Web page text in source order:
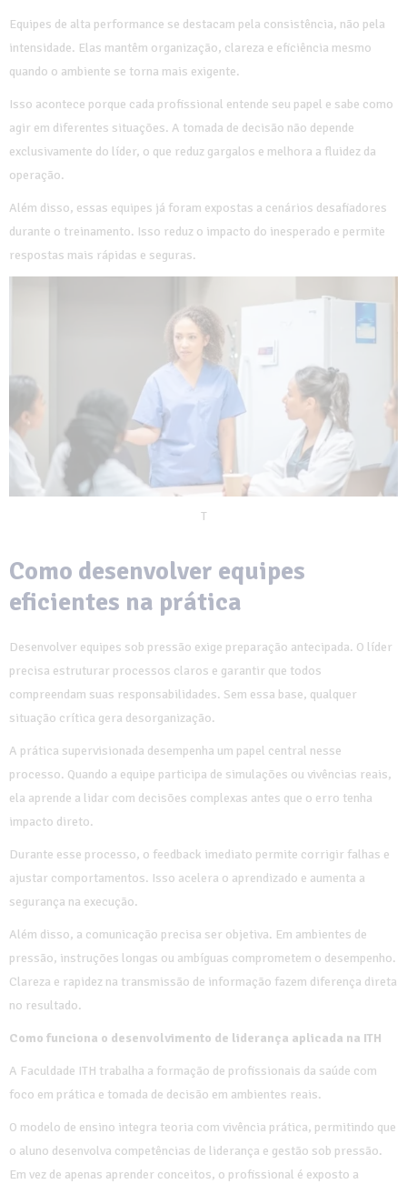
Equipes de alta performance se destacam pela consistência, não pela
intensidade. Elas mantêm organização, clareza e eficiência mesmo
quando o ambiente se torna mais exigente.
Isso acontece porque cada profissional entende seu papel e sabe como
agir em diferentes situações. A tomada de decisão não depende
exclusivamente do líder, o que reduz gargalos e melhora a fluidez da
operação.
Além disso, essas equipes já foram expostas a cenários desafiadores
durante o treinamento. Isso reduz o impacto do inesperado e permite
respostas mais rápidas e seguras.
T
Como desenvolver equipes
eficientes na prática
Desenvolver equipes sob pressão exige preparação antecipada. O líder
precisa estruturar processos claros e garantir que todos
compreendam suas responsabilidades. Sem essa base, qualquer
situação crítica gera desorganização.
A prática supervisionada desempenha um papel central nesse
processo. Quando a equipe participa de simulações ou vivências reais,
ela aprende a lidar com decisões complexas antes que o erro tenha
impacto direto.
Durante esse processo, o feedback imediato permite corrigir falhas e
ajustar comportamentos. Isso acelera o aprendizado e aumenta a
segurança na execução.
Além disso, a comunicação precisa ser objetiva. Em ambientes de
pressão, instruções longas ou ambíguas comprometem o desempenho.
Clareza e rapidez na transmissão de informação fazem diferença direta
no resultado.
Como funciona o desenvolvimento de liderança aplicada na ITH
A Faculdade ITH trabalha a formação de profissionais da saúde com
foco em prática e tomada de decisão em ambientes reais.
O modelo de ensino integra teoria com vivência prática, permitindo que
o aluno desenvolva competências de liderança e gestão sob pressão.
Em vez de apenas aprender conceitos, o profissional é exposto a